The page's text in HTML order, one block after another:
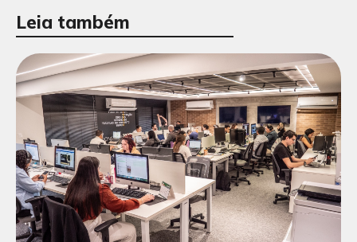
Leia também